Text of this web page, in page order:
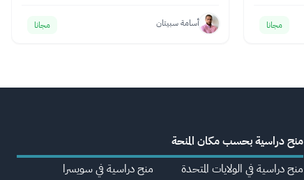
مجانا أسامة سبيتان مجانا
منح دراسية بحسب مكان المنحة
منح دراسية في الولايات المتحدة
منح دراسية في سويسرا